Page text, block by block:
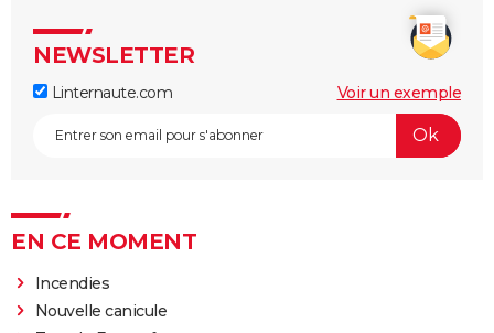
NEWSLETTER
Linternaute.com Voir un exemple
EN CE MOMENT
Incendies
Nouvelle canicule